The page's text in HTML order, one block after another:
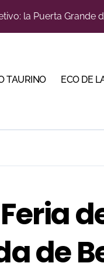
abren la Puerta
la tercera tarde de
sitio con una gran
TAURINO ECO DE
de